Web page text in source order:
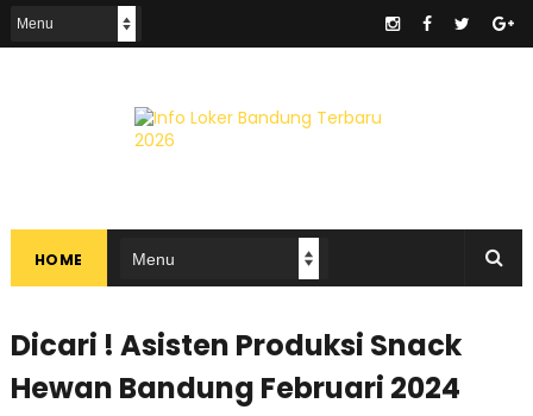
HOME
Dicari ! Asisten Produksi Snack
Hewan Bandung Februari 2024